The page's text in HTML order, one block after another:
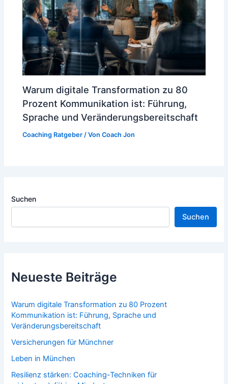
Warum digitale Transformation zu 80
Prozent Kommunikation ist: Führung,
Sprache und Veränderungsbereitschaft
Coaching Ratgeber / VonCoach Jon
Suchen
Suchen
Neueste Beiträge
Warum digitale Transformation zu 80 Prozent
Kommunikation ist: Führung, Sprache und
Veränderungsbereitschaft
Versicherungen für Münchner
Leben in München
Resilienz stärken: Coaching-Techniken für